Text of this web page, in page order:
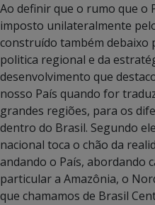
Ao definir que o rumo que o
imposto unilateralmente
construído também debaixo
politica regional e da
desenvolvimento que
nosso País quando for
grandes regiões, para os
dentro do Brasil. Segundo
nacional toca o chão da
andando o País, abordando
particular a Amazônia, o
que chamamos de Brasil